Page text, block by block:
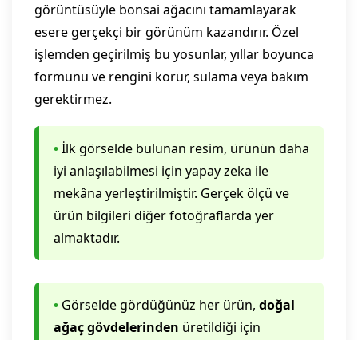
görüntüsüyle bonsai ağacını tamamlayarak
esere gerçekçi bir görünüm kazandırır. Özel
işlemden geçirilmiş bu yosunlar, yıllar boyunca
formunu ve rengini korur, sulama veya bakım
gerektirmez.
•İlk görselde bulunan resim, ürünün daha
iyi anlaşılabilmesi için yapay zeka ile
mekâna yerleştirilmiştir. Gerçek ölçü ve
ürün bilgileri diğer fotoğraflarda yer
almaktadır.
• Görselde gördüğünüz her ürün, doğal
ağaç gövdelerinden üretildiği için